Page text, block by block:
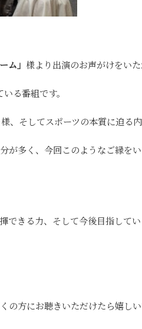
ム」 様より出演のお声がけをいた
る番組です。
そしてスポーツの本質に迫る内
多く、今回このようなご縁を
きる力、そして今後目指して
方にお聴きいただけたら嬉しい